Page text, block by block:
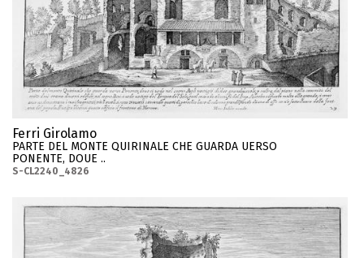
Ferri Girolamo
PARTE DEL MONTE QUIRINALE CHE GUARDA UERSO
PONENTE, DOUE ..
S-CL2240_4826